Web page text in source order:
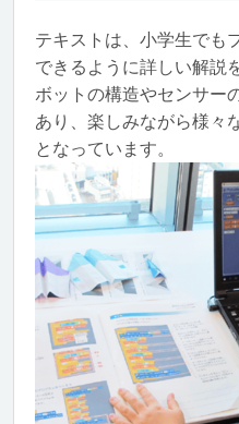
テキストは、小学生でも
できるように詳しい解説
ボットの構造やセンサー
あり、楽しみながら様々
となっています。